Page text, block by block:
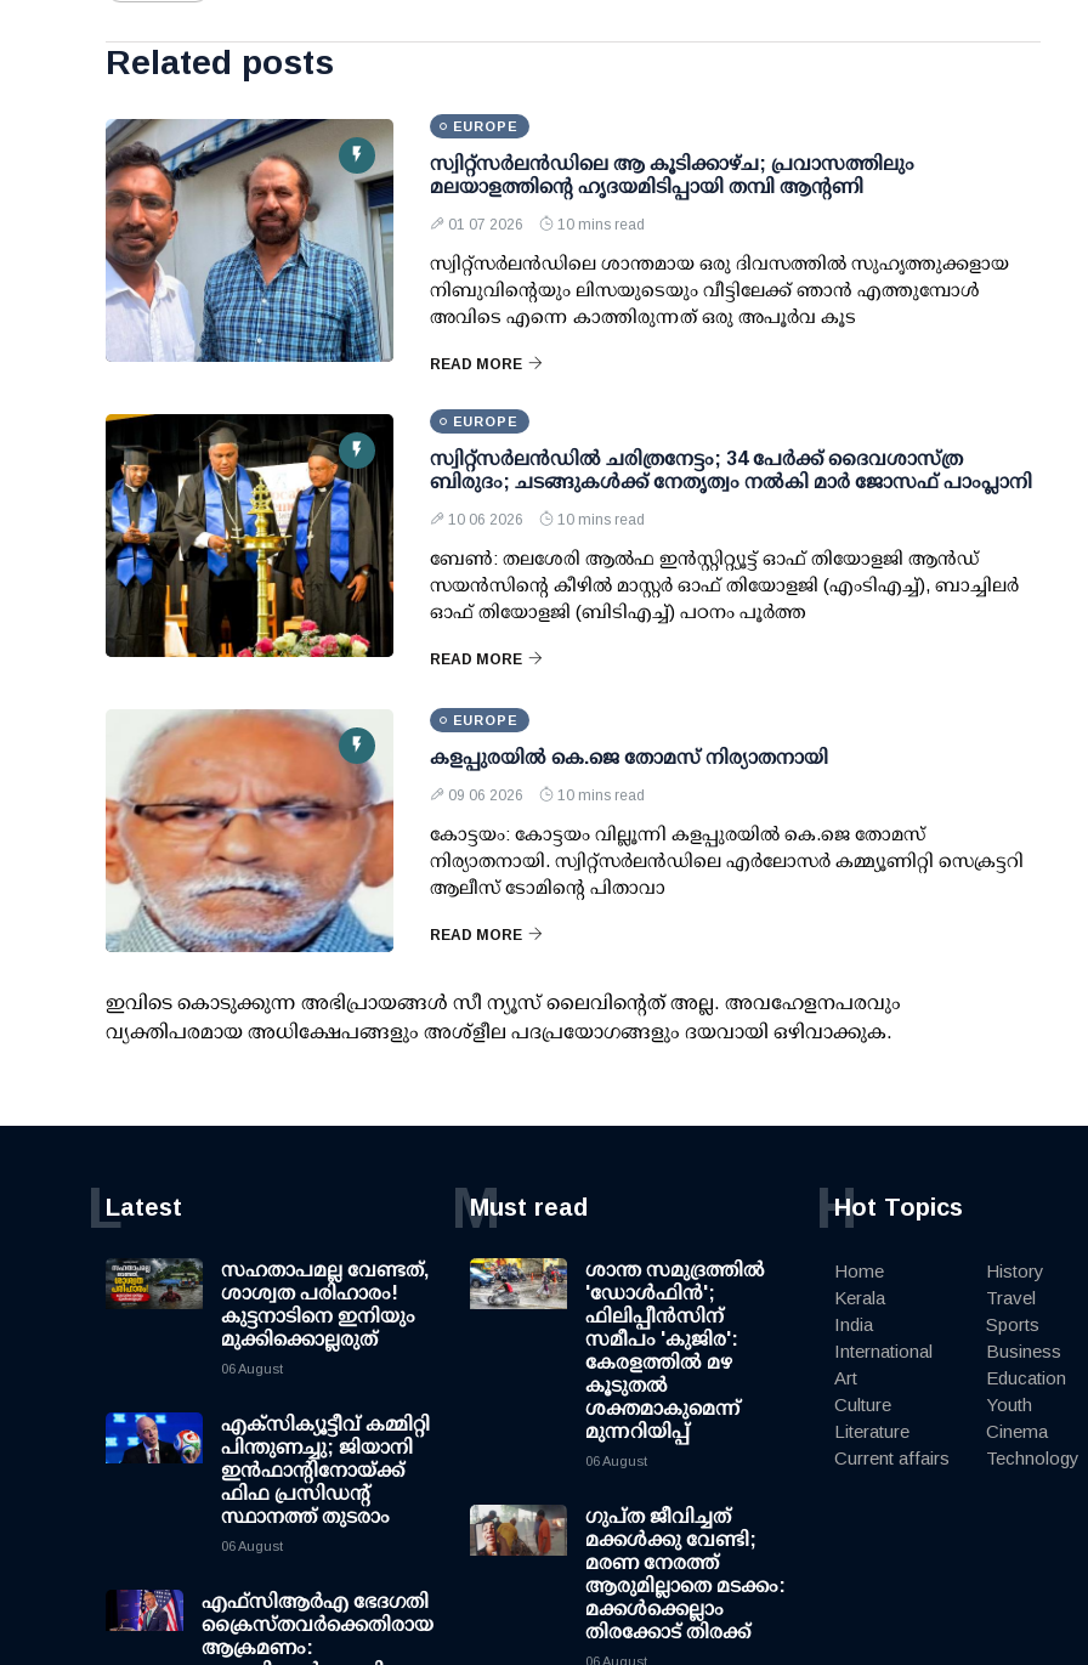
Related posts
EUROPE
സ്വിറ്റ്സർലൻഡിലെ ആ കൂടിക്കാഴ്ച; പ്രവാസത്തിലും
മലയാളത്തിന്റെ ഹൃദയമിടിപ്പായി തമ്പി ആന്റണി
01 07 2026 10 mins read
സ്വിറ്റ്സർലൻഡിലെ ശാന്തമായ ഒരു ദിവസത്തിൽ സുഹൃത്തുക്കളായ
നിബുവിന്റെയും ലിസയുടെയും വീട്ടിലേക്ക് ഞാൻ എത്തുമ്പോൾ
അവിടെ എന്നെ കാത്തിരുന്നത് ഒരു അപൂർവ കൂട
READ MORE
EUROPE
സ്വിറ്റ്സർലൻഡിൽ ചരിത്രനേട്ടം; 34 പേർക്ക് ദൈവശാസ്ത്ര
ബിരുദം; ചടങ്ങുകൾക്ക് നേതൃത്വം നൽകി മാർ ജോസഫ് പാംപ്ലാനി
10 06 2026 10 mins read
ബേൺ: തലശേരി ആൽഫ ഇൻസ്റ്റിറ്റ്യൂട്ട് ഓഫ് തിയോളജി ആൻഡ്
സയൻസിന്റെ കീഴിൽ മാസ്റ്റർ ഓഫ് തിയോളജി (എംടിഎച്ച്), ബാച്ചിലർ
ഓഫ് തിയോളജി (ബി‌ടിഎച്ച്) പഠനം പൂർത്ത
READ MORE
EUROPE
കളപ്പുരയില്‍ കെ.ജെ തോമസ് നിര്യാതനായി
09 06 2026 10 mins read
കോട്ടയം: കോട്ടയം വില്ലൂന്നി കളപ്പുരയില്‍ കെ.ജെ തോമസ്
നിര്യാതനായി. സ്വിറ്റ്‌സര്‍ലന്‍ഡിലെ എര്‍ലോസര്‍ കമ്മ്യൂണിറ്റി സെക്രട്ടറി
ആലീസ് ടോമിന്റെ പിതാവാ
READ MORE
ഇവിടെ കൊടുക്കുന്ന അഭിപ്രായങ്ങള്‍ സീ ന്യൂസ് ലൈവിന്റെത് അല്ല. അവഹേളനപരവും
വ്യക്തിപരമായ അധിക്ഷേപങ്ങളും അശ്‌ളീല പദപ്രയോഗങ്ങളും ദയവായി ഒഴിവാക്കുക.
Latest
L
സഹതാപമല്ല വേണ്ടത്,
ശാശ്വത പരിഹാരം!
കുട്ടനാടിനെ ഇനിയും
മുക്കിക്കൊല്ലരുത്
06 August
എക്സിക്യൂട്ടീവ് കമ്മിറ്റി
പിന്തുണച്ചു; ജിയാനി
ഇന്‍ഫാന്റിനോയ്ക്ക്
ഫിഫ പ്രസിഡന്റ്
സ്ഥാനത്ത് തുടരാം
06 August
എഫ്‌സി‌ആര്‍‌എ ഭേദഗതി
ക്രൈസ്തവർക്കെതിരായ
ആക്രമണം:
Must read
M
ശാന്ത സമുദ്രത്തില്‍
'ഡോള്‍ഫിന്‍';
ഫിലിപ്പീന്‍സിന്
സമീപം 'കുജിര':
കേരളത്തില്‍ മഴ
കൂടുതല്‍
ശക്തമാകുമെന്ന്
മുന്നറിയിപ്പ്
06 August
ഗുപ്ത ജീവിച്ചത്
മക്കള്‍ക്കു വേണ്ടി;
മരണ നേരത്ത്
ആരുമില്ലാതെ മടക്കം:
മക്കള്‍ക്കെല്ലാം
തിരക്കോട് തിരക്ക്
06 August
Hot Topics
H
Home
Kerala
India
International
Art
Culture
Literature
Current affairs
History
Travel
Sports
Business
Education
Youth
Cinema
Technology